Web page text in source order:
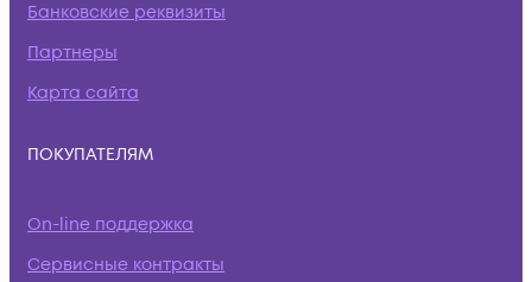
Банковские реквизиты
Партнеры
Карта сайта
ПОКУПАТЕЛЯМ
On-line поддержка
Сервисные контракты